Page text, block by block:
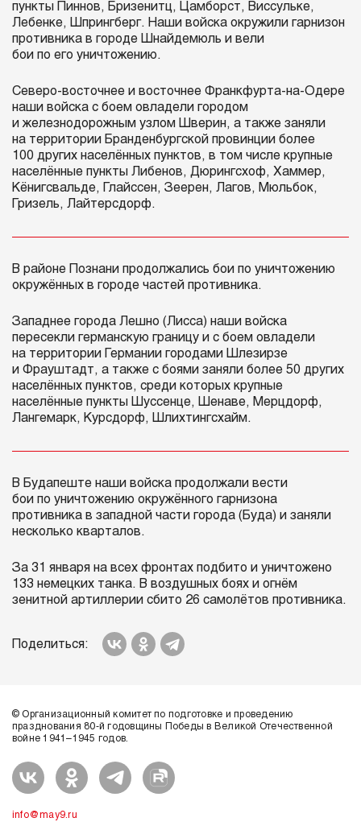
пункты Пиннов, Бризенитц, Цамборст, Виссульке,
Лебенке, Шпрингберг. Наши войска окружили гарнизон
противника в городе Шнайдемюль и вели
бои по его уничтожению.
Северо-восточнее и восточнее Франкфурта-на-Одере
наши войска с боем овладели городом
и железнодорожным узлом Шверин, а также заняли
на территории Бранденбургской провинции более
100 других населённых пунктов, в том числе крупные
населённые пункты Либенов, Дюрингсхоф, Хаммер,
Кёнигсвальде, Глайссен, Зеерен, Лагов, Мюльбок,
Гризель, Лайтерсдорф.
В районе Познани продолжались бои по уничтожению
окружённых в городе частей противника.
Западнее города Лешно (Лисса) наши войска
пересекли германскую границу и с боем овладели
на территории Германии городами Шлезирзе
и Фрауштадт, а также с боями заняли более 50 других
населённых пунктов, среди которых крупные
населённые пункты Шуссенце, Шенаве, Мерцдорф,
Лангемарк, Курсдорф, Шлихтингсхайм.
В Будапеште наши войска продолжали вести
бои по уничтожению окружённого гарнизона
противника в западной части города (Буда) и заняли
несколько кварталов.
За 31 января на всех фронтах подбито и уничтожено
133 немецких танка. В воздушных боях и огнём
зенитной артиллерии сбито 26 самолётов противника.
Поделиться:
© Организационный комитет по подготовке и проведению
празднования 80-й годовщины Победы в Великой Отечественной
войне 1941–1945 годов.
info@may9.ru